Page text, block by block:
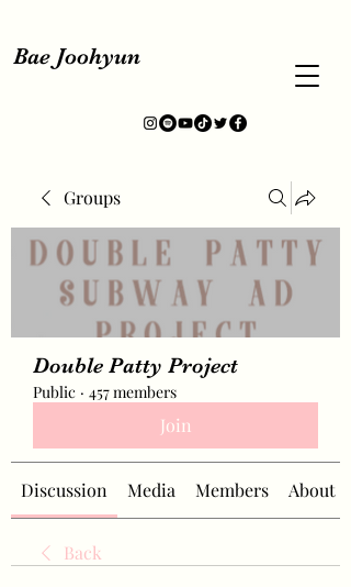
Bae Joohyun
Groups
Double Patty Project
Public · 457 members
Join
Discussion Media Members About
Back